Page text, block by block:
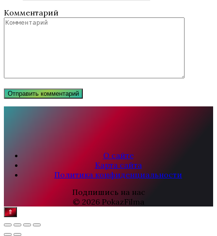
Комментарий
О сайте
Карта сайта
Политика конфиденциальности
Подпишись на нас
© 2026 PokazFilma